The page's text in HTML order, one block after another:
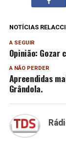
NOTÍCIAS
A SEGUIR
Opinião:
A NÃO PERDER
Apreendidas
Grândola.